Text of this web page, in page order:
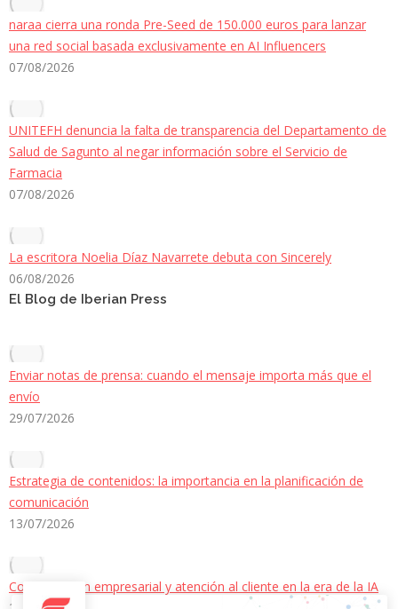
naraa cierra una ronda Pre-Seed de 150.000 euros para lanzar
una red social basada exclusivamente en AI Influencers
07/08/2026
UNITEFH denuncia la falta de transparencia del Departamento de
Salud de Sagunto al negar información sobre el Servicio de
Farmacia
07/08/2026
La escritora Noelia Díaz Navarrete debuta con Sincerely
06/08/2026
El Blog de Iberian Press
Enviar notas de prensa: cuando el mensaje importa más que el
envío
29/07/2026
Estrategia de contenidos: la importancia en la planificación de
comunicación
13/07/2026
Comunicación empresarial y atención al cliente en la era de la IA